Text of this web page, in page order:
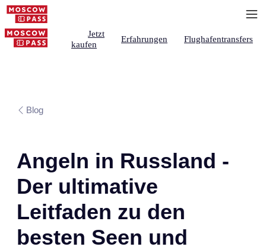
Jetzt
kaufen
Erfahrungen Flughafentransfers
Blog
Angeln in Russland -
Der ultimative
Leitfaden zu den
besten Seen und